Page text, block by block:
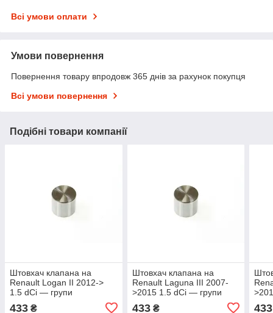
Всі умови оплати
Умови повернення
Повернення товару впродовж 365 днів за рахунок покупця
Всі умови повернення
Подібні товари компанії
Штовхач клапана на
Renault Logan II 2012->
1.5 dCi — групи
kolbenschmidt - 50007545
433 ₴
Штовхач клапана на
Renault Laguna III 2007-
>2015 1.5 dCi — групи
kolbenschmidt - 50007545
433₴ 433